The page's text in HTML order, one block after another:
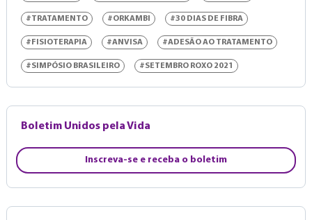
#TRATAMENTO #ORKAMBI #30 DIAS DE FIBRA
#FISIOTERAPIA #ANVISA #ADESÃO AO TRATAMENTO
#SIMPÓSIO BRASILEIRO #SETEMBRO ROXO 2021
Boletim Unidos pela Vida
Inscreva-se e receba o boletim